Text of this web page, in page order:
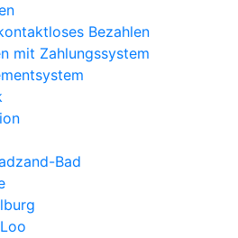
Bezahlen
mit Zahlungssystem
Bad